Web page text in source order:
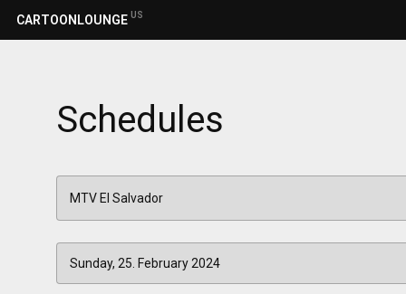
CARTOONLOUNGE US
Schedules